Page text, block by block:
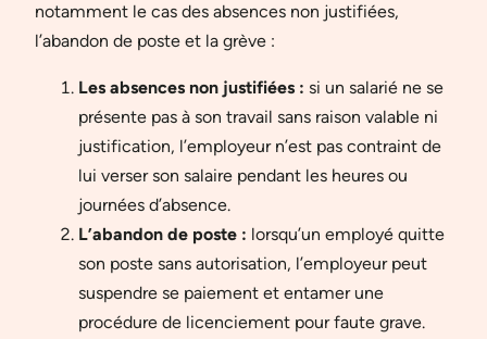
notamment le cas des absences non justifiées,
l’abandon de poste et la grève :
Les absences non justifiées : si un salarié ne se
présente pas à son travail sans raison valable ni
justification, l’employeur n’est pas contraint de
lui verser son salaire pendant les heures ou
journées d’absence.
L’abandon de poste : lorsqu’un employé quitte
son poste sans autorisation, l’employeur peut
suspendre se paiement et entamer une
procédure de licenciement pour faute grave.